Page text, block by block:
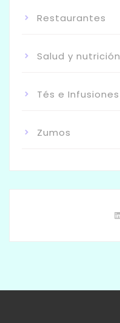
Restaurantes
Salud y nutrición
Tés e Infusiones
Zumos